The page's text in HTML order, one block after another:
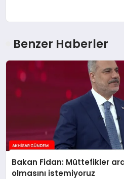
Benzer Haberler
Bakan Fidan: Müttefikler
olmasını istemiyoruz